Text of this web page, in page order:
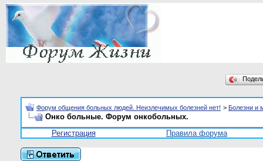
Форум общения больных людей. Неизлечимых болезней нет! > Болезни и
Онко больные. Форум онкобольных.
Регистрация
Правила форума